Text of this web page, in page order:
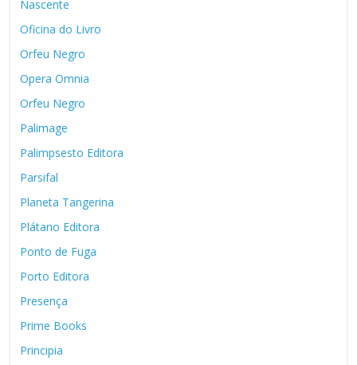
Nascente
Oficina do Livro
Orfeu Negro
Opera Omnia
Orfeu Negro
Palimage
Palimpsesto Editora
Parsifal
Planeta Tangerina
Plátano Editora
Ponto de Fuga
Porto Editora
Presença
Prime Books
Principia